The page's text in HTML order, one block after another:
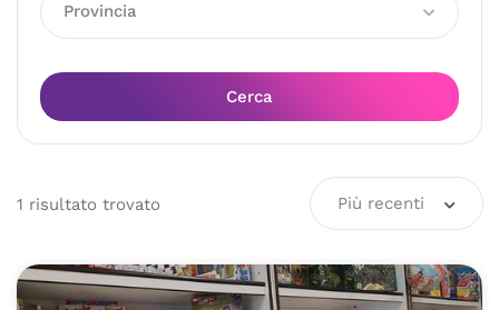
Provincia
Cerca
1 risultato trovato Più recenti